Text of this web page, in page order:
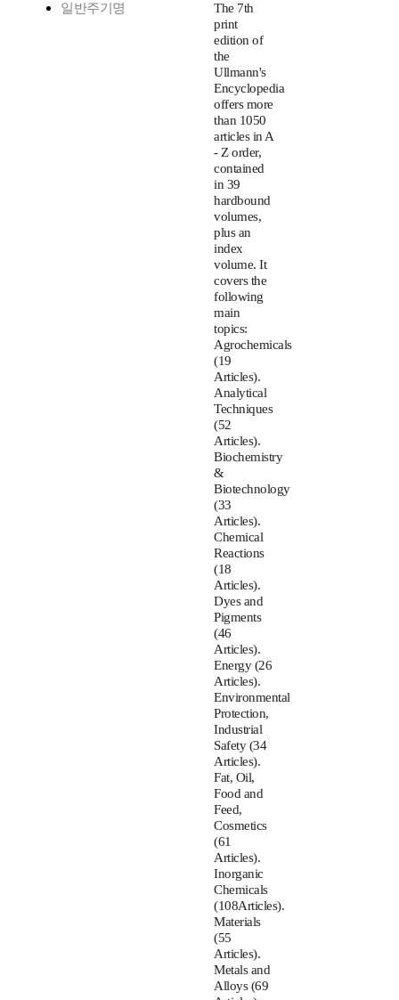
일반주기명
The 7th
print
edition of
the
Ullmann's
Encyclopedia
offers more
than 1050
articles in A
- Z order,
contained
in 39
hardbound
volumes,
plus an
index
volume. It
covers the
following
main
topics:
Agrochemicals
(19
Articles).
Analytical
Techniques
(52
Articles).
Biochemistry
&
Biotechnology
(33
Articles).
Chemical
Reactions
(18
Articles).
Dyes and
Pigments
(46
Articles).
Energy (26
Articles).
Environmental
Protection,
Industrial
Safety (34
Articles).
Fat, Oil,
Food and
Feed,
Cosmetics
(61
Articles).
Inorganic
Chemicals
(108Articles).
Materials
(55
Articles).
Metals and
Alloys (69